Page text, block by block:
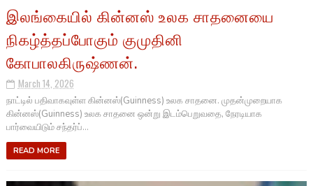
இலங்கையில் கின்னஸ் உலக சாதனையை
நிகழ்த்தப்போகும் குமுதினி
கோபாலகிருஷ்ணன்.
March 14, 2026
நாட்டில் பதிவாகவுள்ள கின்னஸ்(Guinness) உலக சாதனை. முதன்முறையாக
கின்னஸ்(Guinness) உலக சாதனை ஒன்று இடம்பெறுவதை, நேரடியாக
பார்வையிடும் சந்தர்ப்...
READ MORE